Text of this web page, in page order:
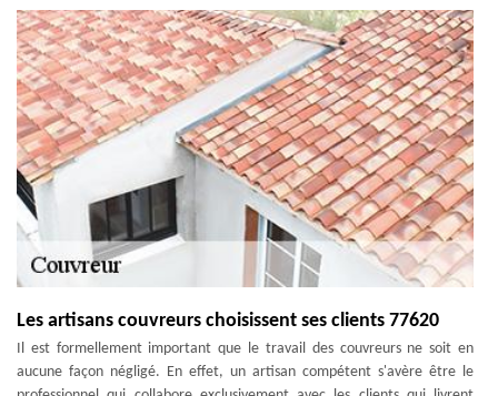
Les artisans couvreurs choisissent ses clients 77620
Il est formellement important que le travail des couvreurs ne soit en
aucune façon négligé. En effet, un artisan compétent s'avère être le